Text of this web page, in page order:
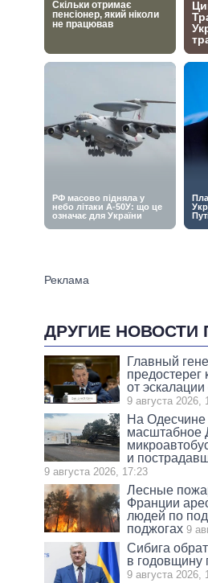
ДРУГИЕ НОВОСТИ
Главный
от
9 августа 2026,
На
масштабное
и
9 августа 2026, 17:23
Лесные
Франции
людей по
поджогах 9
Сибига
в годовщину
9 августа 2026,